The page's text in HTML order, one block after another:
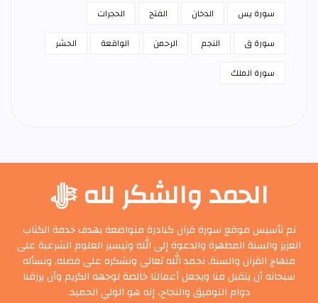
سورة يس
الدخان الفتح
الحجرات
سورة ق
النجم الرحمن الواقعة
الحشر
سورة الملك
الحمد والشكر لله ﷻ
تم تأسيس موقع سورة قرآن كبادرة متواضعة بهدف خدمة الكتاب
العزيز والسنة المطهرة والدعوة إلى الله وتيسير العلوم الشرعية على
منهاج القرآن والسنة, نحمد الله تعالى ونشكره على فضله, ونسأله
سبحانه أن يتقبل منا ويجعل أعمالنا خالصة لوجهه الكريم وأن يرزقنا
دوام التوفيق والنجاح، إنه هو الولي الحميد.